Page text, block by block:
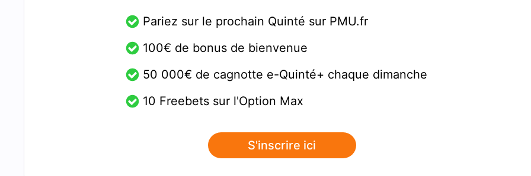
Pariez sur le prochain Quinté sur PMU.fr
100€ de bonus de bienvenue
50 000€ de cagnotte e-Quinté+ chaque dimanche
10 Freebets sur l'Option Max
S'inscrire ici